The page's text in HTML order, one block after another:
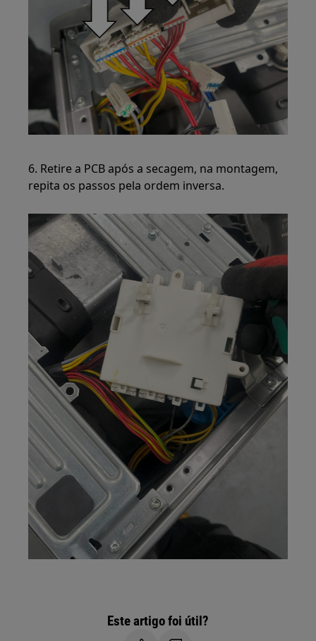
6. Retire a PCB após a secagem, na montagem,
repita os passos pela ordem inversa.
Este artigo foi útil?